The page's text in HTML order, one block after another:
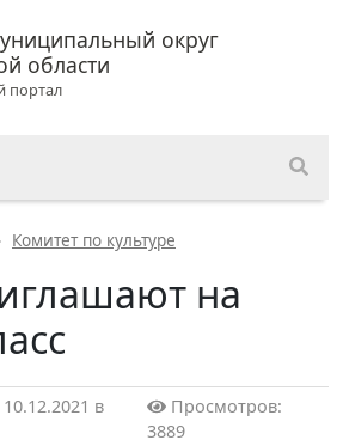
округ
области
портал
Комитет по культуре
на
в
Просмотров:
3889